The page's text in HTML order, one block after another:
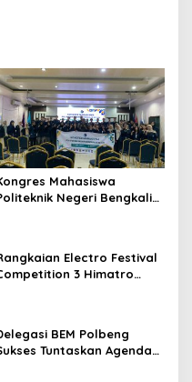
Mahasiswa
Negeri Bengkalis
Electro Festival
3 Himatro
BEM Polbeng
Tuntaskan Agenda